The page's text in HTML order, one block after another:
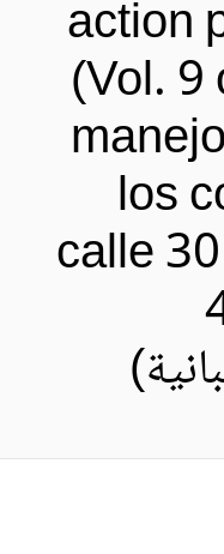
(Vol.
los
calle